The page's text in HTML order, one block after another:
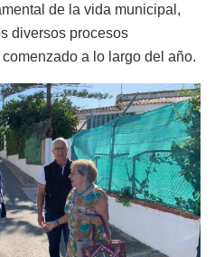
de la vida municipal,
diversos procesos
a lo largo del año.